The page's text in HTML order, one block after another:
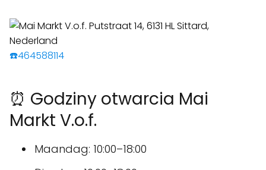
☎️464588114
⏰ Godziny otwarcia Mai
Markt V.o.f.
Maandag: 10:00–18:00